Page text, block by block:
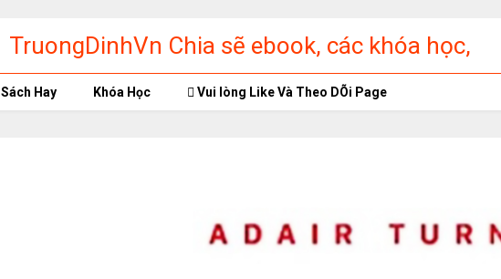
TruongDinhVn Chia sẽ ebook, các khóa học,
phần mềm học tập miễn phí
Sách Hay Khóa Học Vui lòng Like Và Theo DÕi Page